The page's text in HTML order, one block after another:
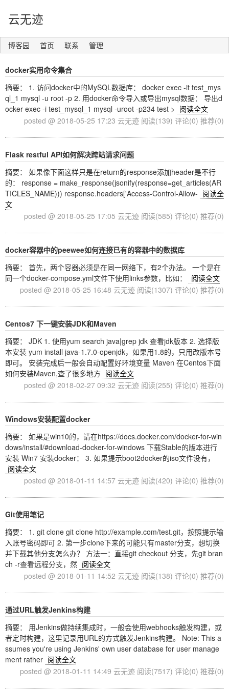
云无迹
博客园 首页 联系 管理
docker实用命令集合
摘要： 1. 访问docker中的MySQL数据库： docker exec -it test_mys
ql_1 mysql -u root -p 2. 用docker命令导入或导出mysql数据： 导出d
ocker exec -i test_mysql_1 mysql -uroot -p234 test > 阅读全文
posted @ 2018-05-25 17:23 云无迹 阅读(139) 评论(0) 推荐(0)
Flask restful API如何解决跨站请求问题
摘要： 如果像下面这样只是在return的response添加header是不行
的： response = make_response(jsonify(response=get_articles(AR
TICLES_NAME))) response.headers['Access-Control-Allow- 阅读全
文
posted @ 2018-05-25 17:05 云无迹 阅读(585) 评论(0) 推荐(0)
docker容器中的peewee如何连接已有的容器中的数据库
摘要： 首先，两个容器必须是在同一网络下，有2个办法。 一个是在
同一个docker-compose.yml文件下使用links参数，比如：
阅读全文
posted @ 2018-05-25 16:48 云无迹 阅读(1307) 评论(0) 推荐(0)
Centos7 下一键安装JDK和Maven
摘要： JDK 1. 使用yum search java|grep jdk 查看jdk版本 2. 选择版
本安装 yum install java-1.7.0-openjdk，如果用1.8的，只用改版本号
即可。 安装完成后一般会自动配置好环境变量 Maven 在Centos下面
如何安装Maven,查了很多地方 阅读全文
posted @ 2018-02-27 09:32 云无迹 阅读(255) 评论(0) 推荐(0)
Windows安装配置docker
摘要： 如果是win10的，请在https://docs.docker.com/docker-for-win
dows/install/#download-docker-for-windows 下载Stable的版本进行
安装 Win7 安装docker： 3. 如果提示boot2docker的iso文件没有，
阅读全文
posted @ 2018-01-11 14:57 云无迹 阅读(420) 评论(0) 推荐(0)
Git使用笔记
摘要： 1. git clone git clone http://example.com/test.git，按照提示输
入账号密码即可 2. 第一步clone下来的可能只有master分支，想切换
并下载其他分支怎么办？ 方法一：直接git checkout 分支，先git bran
ch -r查看远程分支，然 阅读全文
posted @ 2018-01-11 14:52 云无迹 阅读(138) 评论(0) 推荐(0)
通过URL触发Jenkins构建
摘要： 用Jenkins做持续集成时，一般会使用webhooks触发构建，或
者定时构建，这里记录用URL的方式触发Jenkins构建。 Note: This a
ssumes you're using Jenkins' own user database for user manage
ment rather 阅读全文
posted @ 2018-01-11 14:49 云无迹 阅读(7517) 评论(0) 推荐(0)